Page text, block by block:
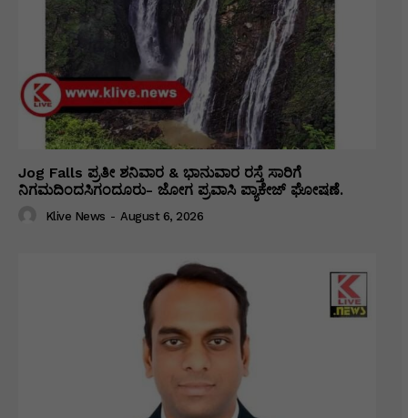
Jog Falls ಪ್ರತೀ ಶನಿವಾರ & ಭಾನುವಾರ ರಸ್ತೆ ಸಾರಿಗೆ
ನಿಗಮದಿಂದಸಿಗಂದೂರು- ಜೋಗ ಪ್ರವಾಸಿ ಪ್ಯಾಕೇಜ್ ಘೋಷಣೆ.
Klive News - August 6, 2026